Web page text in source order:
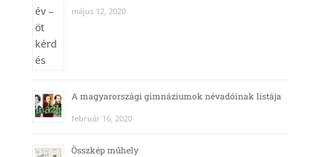
május 12, 2020
A magyarországi gimnáziumok névadóinak listája
február 16, 2020
Összkép műhely